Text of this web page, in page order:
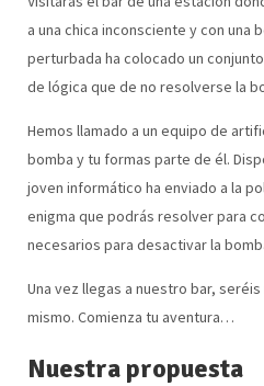
a una chica inconsciente y con una
perturbada ha colocado un
de lógica que de no resolverse la
Hemos llamado a un equipo de
bomba y tu formas parte de él.
joven informático ha enviado a la
enigma que podrás resolver para
necesarios para desactivar la
Una vez llegas a nuestro bar,
mismo. Comienza tu aventura…
Nuestra propuesta